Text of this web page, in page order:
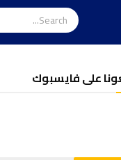
على فايسبوك